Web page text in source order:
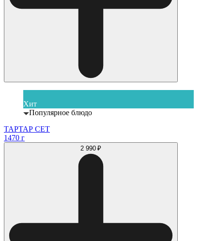
Хит
Популярное блюдо
ТАРТАР СЕТ
1470 г
2 990 ₽